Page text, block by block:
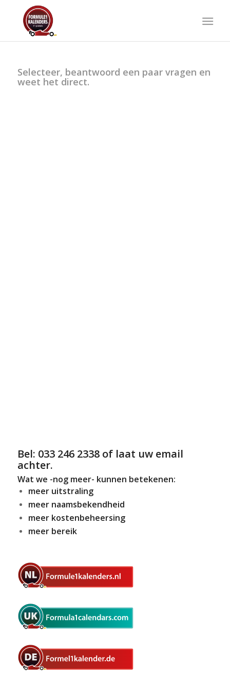
Selecteer, beantwoord een paar vragen en
weet het direct.
Bel: 033 246 2338 of laat uw email
achter.
Wat we -nog meer- kunnen betekenen:
meer uitstraling
meer naamsbekendheid
meer kostenbeheersing
meer bereik